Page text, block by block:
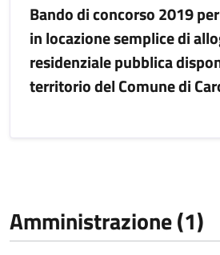
Bando di concorso 2019
in locazione semplice di
residenziale pubblica
territorio del Comune di
Amministrazione (1)